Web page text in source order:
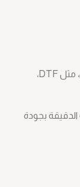
📌 يُستخدم في جميع أنواع الطباعة على القماش، مثل DTF،
بجودة